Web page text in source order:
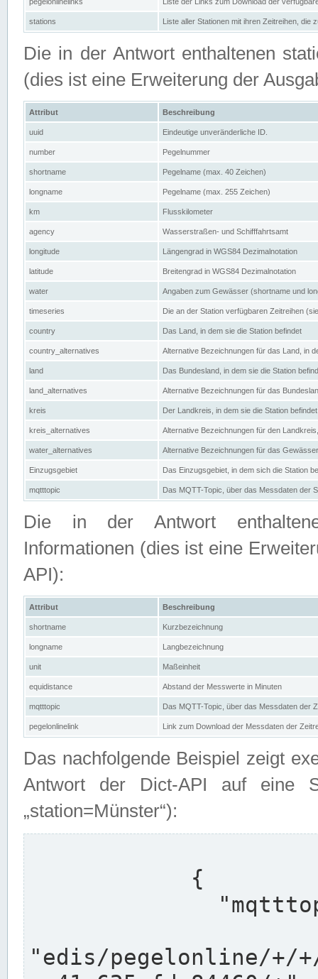
stations Liste aller Stationen mit ihren Zeitreihen, die
Die in der Antwort enthaltenen
(dies ist eine Erweiterung der
Attribut Beschreibung
uuid Eindeutige unveränderliche ID.
number Pegelnummer
shortname Pegelname (max. 40 Zeichen)
longname Pegelname (max. 255 Zeichen)
km Flusskilometer
agency Wasserstraßen- und Schifffahrtsamt
longitude Längengrad in WGS84 Dezimalnotation
latitude Breitengrad in WGS84 Dezimalnotation
water Angaben zum Gewässer (shortname und
timeseries Die an der Station verfügbaren Zeitreihen
country Das Land, in dem sie die Station befindet
country_alternatives Alternative Bezeichnungen für das Land, in
land Das Bundesland, in dem sie die Station
land_alternatives Alternative Bezeichnungen für das
kreis Der Landkreis, in dem sie die Station befindet
kreis_alternatives Alternative Bezeichnungen für den
water_alternatives Alternative Bezeichnungen für das
Einzugsgebiet Das Einzugsgebiet, in dem sich die Station
mqtttopic Das MQTT-Topic, über das Messdaten der
Die in der Antwort
Informationen (dies ist eine
API):
Attribut Beschreibung
shortname Kurzbezeichnung
longname Langbezeichnung
unit Maßeinheit
equidistance Abstand der Messwerte in Minuten
mqtttopic Das MQTT-Topic, über das Messdaten der
pegelonlinelink Link zum Download der Messdaten der
Das nachfolgende Beispiel zeigt
Antwort der Dict-API auf eine
„station=Münster“):
"edis/pegelonline/+/